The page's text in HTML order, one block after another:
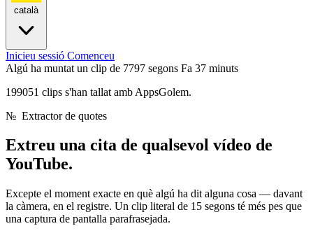
català
Inicieu sessió Comenceu
Algú ha muntat un clip de 7797 segons Fa 37 minuts
199051 clips s'han tallat amb AppsGolem.
№ Extractor de quotes
Extreu una cita de qualsevol vídeo de
YouTube.
Excepte el moment exacte en què algú ha dit alguna cosa — davant
la càmera, en el registre. Un clip literal de 15 segons té més pes que
una captura de pantalla parafrasejada.